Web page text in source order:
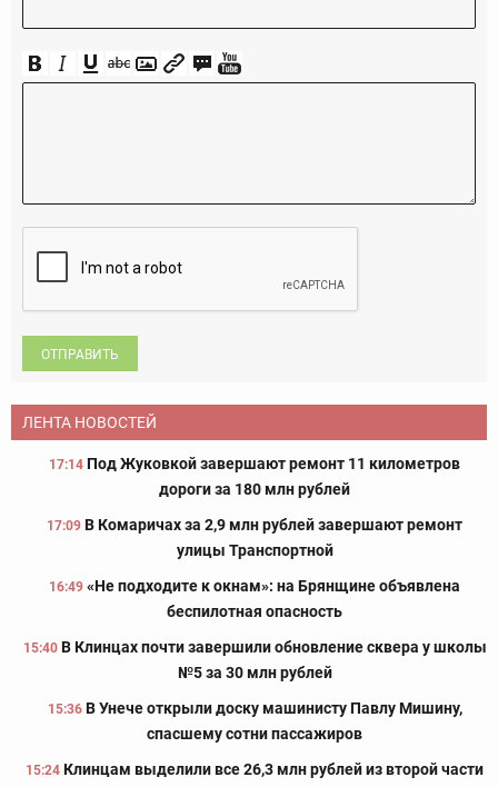
ОТПРАВИТЬ
ЛЕНТА НОВОСТЕЙ
17:14 Под Жуковкой завершают ремонт 11 километров
дороги за 180 млн рублей
17:09 В Комаричах за 2,9 млн рублей завершают ремонт
улицы Транспортной
16:49 «Не подходите к окнам»: на Брянщине объявлена
беспилотная опасность
15:40 В Клинцах почти завершили обновление сквера у школы
№5 за 30 млн рублей
15:36 В Унече открыли доску машинисту Павлу Мишину,
спасшему сотни пассажиров
15:24 Клинцам выделили все 26,3 млн рублей из второй части